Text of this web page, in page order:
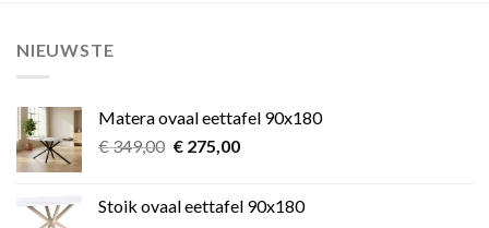
NIEUWSTE
Matera ovaal eettafel 90x180
€349,00 Oorspronkelijke
€ 349,00.
€275,00Huidige
€ 275,00.
Stoik ovaal eettafel 90x180